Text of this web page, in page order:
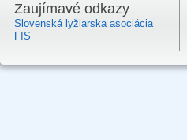
Zaujímavé odkazy
Slovenská lyžiarska asociácia
FIS